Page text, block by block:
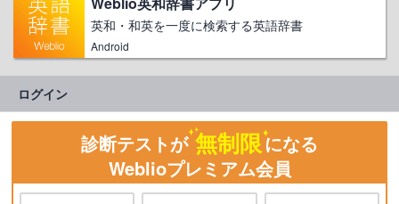
英和・和英を一度に検索する英語辞書
Android
ログイン
診断テストが 無制限になる
Weblioプレミアム会員